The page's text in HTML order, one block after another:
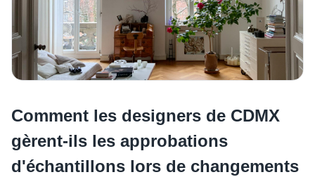
Comment les designers de CDMX
gèrent-ils les approbations
d'échantillons lors de changements